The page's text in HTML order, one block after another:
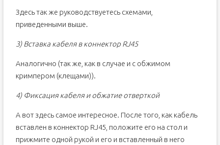
Здесь так же руководствуетесь схемами,
приведенными выше.
3) Вставка кабеля в коннектор RJ45
Аналогично (так же, как в случае и с обжимом
кримпером (клещами)).
4) Фиксация кабеля и обжатие отверткой
А вот здесь самое интересное. После того, как кабель
вставлен в коннектор RJ45, положите его на стол и
прижмите одной рукой и его и вставленный в него